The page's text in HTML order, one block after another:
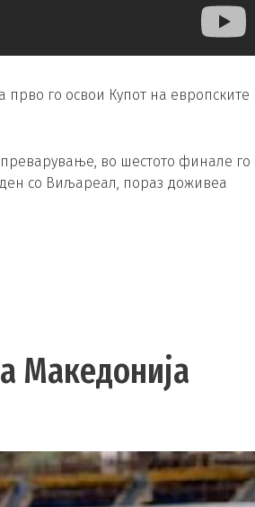
прво го освои Купот на европските
во шестото финале го
со Виљареал, пораз доживеа
Македонија